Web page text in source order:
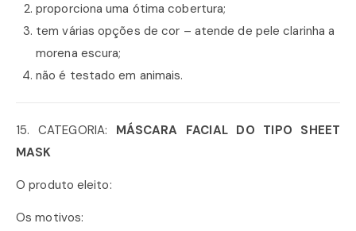
proporciona uma ótima cobertura;
tem várias opções de cor – atende de pele clarinha a
morena escura;
não é testado em animais.
15. CATEGORIA: MÁSCARA FACIAL DO TIPO SHEET
MASK
O produto eleito:
Os motivos: